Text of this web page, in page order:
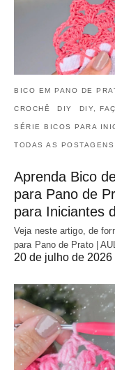
BICO EM PANO DE
CROCHÊ DIY DIY,
SÉRIE BICOS PARA
TODAS AS POSTAGENS
Aprenda Bico
para Pano de
para Iniciantes
Veja neste artigo, de
para Pano de Prato |
20 de julho de 2026